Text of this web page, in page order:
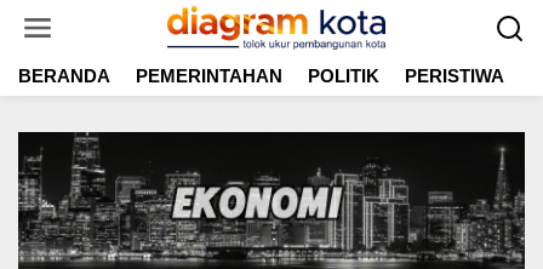
t
BERANDA PEMERINTAHAN POLITIK PERISTIWA